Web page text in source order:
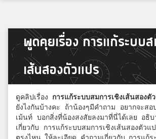
พูดคุยเรื่อง การแก้ระบบส
เส้นสองตัวแปร
ดูคลิปเรื่อง การแก้ระบบสมการเชิงเส้นสองตั
ยังไงกันบ้างคะ ถ้าน้องๆมีคำถาม อยากจะสอ
เม้นท์ บอกสิ่งที่น้องสงสัยลงมาที่นี่ได้เลย อธิบ
เกี่ยวกับ การแก้ระบบสมการเชิงเส้นสองตัว